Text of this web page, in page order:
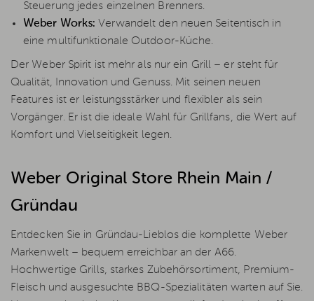
Steuerung jedes einzelnen Brenners.
Weber Works: Verwandelt den neuen Seitentisch in
eine multifunktionale Outdoor-Küche.
Der Weber Spirit ist mehr als nur ein Grill – er steht für
Qualität, Innovation und Genuss. Mit seinen neuen
Features ist er leistungsstärker und flexibler als sein
Vorgänger. Er ist die ideale Wahl für Grillfans, die Wert auf
Komfort und Vielseitigkeit legen.
Weber Original Store Rhein Main /
Gründau
Entdecken Sie in Gründau-Lieblos die komplette Weber
Markenwelt – bequem erreichbar an der A66.
Hochwertige Grills, starkes Zubehörsortiment, Premium-
Fleisch und ausgesuchte BBQ-Spezialitäten warten auf Sie.